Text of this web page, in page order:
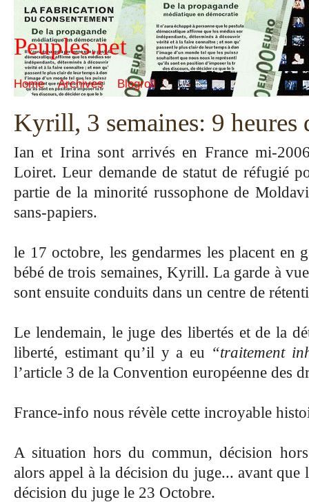
Peuples.net
Home Archives Blogroll
Kyrill, 3 semaines: 9 heures
Ian et Irina sont arrivés en France mi-
Loiret. Leur demande de statut de réfugié
partie de la minorité russophone de
sans-papiers.
le 17 octobre, les gendarmes les placent en
bébé de trois semaines, Kyrill. La garde à
sont ensuite conduits dans un centre de
Le lendemain, le juge des libertés et de la
liberté, estimant qu’il y a eu “traitement
l’article 3 de la Convention européenne des
France-info nous révèle cette incroyable
A situation hors du commun, décision
alors appel à la décision du juge... avant
décision du juge le 23 Octobre.